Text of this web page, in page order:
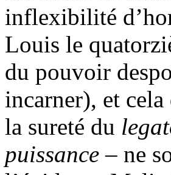
inflexibilité
Louis le
du pouvoir
incarner), et
la sureté du
puissance – ne